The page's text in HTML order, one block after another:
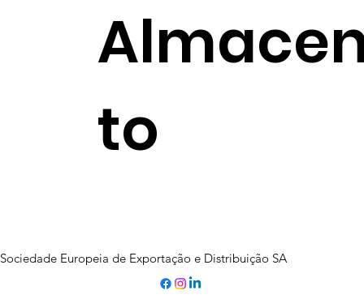
to
Sociedade Europeia de Exportação e Distribuição SA